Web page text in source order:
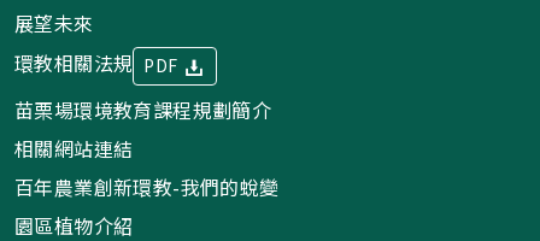
展望未來
環教相關法規 PDF
苗栗場環境教育課程規劃簡介
相關網站連結
百年農業創新環教-我們的蛻變
園區植物介紹